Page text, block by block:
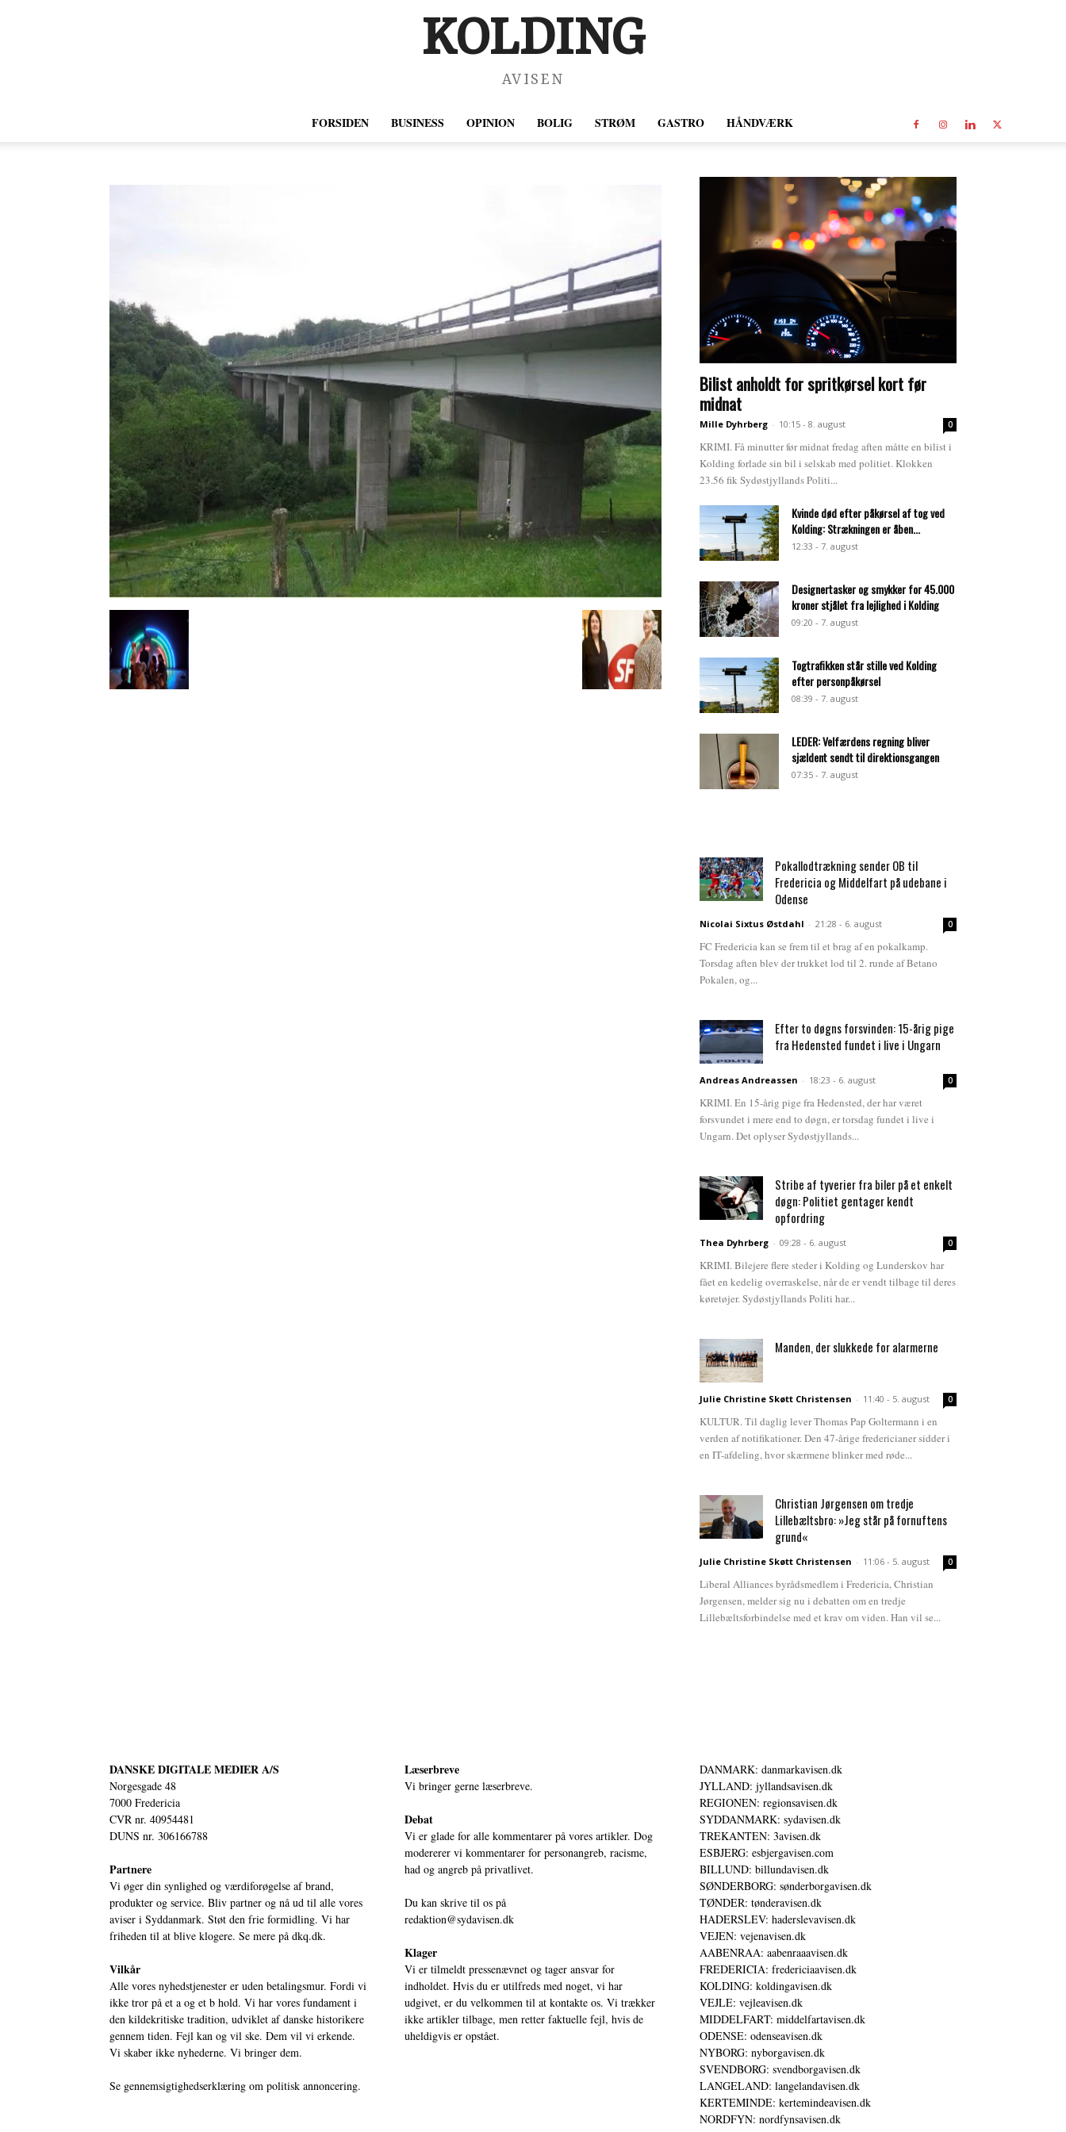
KOLDING
AVISEN
FORSIDEN BUSINESS OPINION BOLIG STRØM GASTRO HÅNDVÆRK
Bilist anholdt for spritkørsel kort før
midnat
Mille Dyhrberg - 10:15 - 8. august 0
KRIMI. Få minutter før midnat fredag aften måtte en bilist i
Kolding forlade sin bil i selskab med politiet. Klokken
23.56 fik Sydøstjyllands Politi...
Kvinde død efter påkørsel af tog ved
Kolding: Strækningen er åben...
12:33 - 7. august
Designertasker og smykker for 45.000
kroner stjålet fra lejlighed i Kolding
09:20 - 7. august
Togtrafikken står stille ved Kolding
efter personpåkørsel
08:39 - 7. august
LEDER: Velfærdens regning bliver
sjældent sendt til direktionsgangen
07:35 - 7. august
Pokallodtrækning sender OB til
Fredericia og Middelfart på udebane i
Odense
Nicolai Sixtus Østdahl - 21:28 - 6. august 0
FC Fredericia kan se frem til et brag af en pokalkamp.
Torsdag aften blev der trukket lod til 2. runde af Betano
Pokalen, og...
Efter to døgns forsvinden: 15-årig pige
fra Hedensted fundet i live i Ungarn
Andreas Andreassen - 18:23 - 6. august 0
KRIMI. En 15-årig pige fra Hedensted, der har været
forsvundet i mere end to døgn, er torsdag fundet i live i
Ungarn. Det oplyser Sydøstjyllands...
Stribe af tyverier fra biler på et enkelt
døgn: Politiet gentager kendt
opfordring
Thea Dyhrberg - 09:28 - 6. august 0
KRIMI. Bilejere flere steder i Kolding og Lunderskov har
fået en kedelig overraskelse, når de er vendt tilbage til deres
køretøjer. Sydøstjyllands Politi har...
Manden, der slukkede for alarmerne
Julie Christine Skøtt Christensen - 11:40 - 5. august 0
KULTUR. Til daglig lever Thomas Pap Goltermann i en
verden af notifikationer. Den 47-årige fredericianer sidder i
en IT-afdeling, hvor skærmene blinker med røde...
Christian Jørgensen om tredje
Lillebæltsbro: »Jeg står på fornuftens
grund«
Julie Christine Skøtt Christensen - 11:06 - 5. august 0
Liberal Alliances byrådsmedlem i Fredericia, Christian
Jørgensen, melder sig nu i debatten om en tredje
Lillebæltsforbindelse med et krav om viden. Han vil se...
DANSKE DIGITALE MEDIER A/S
Norgesgade 48
7000 Fredericia
CVR nr. 40954481
DUNS nr. 306166788
Partnere
Vi øger din synlighed og værdiforøgelse af brand,
produkter og service. Bliv partner og nå ud til alle vores
aviser i Syddanmark. Støt den frie formidling. Vi har
friheden til at blive klogere. Se mere på dkq.dk.
Vilkår
Alle vores nyhedstjenester er uden betalingsmur. Fordi vi
ikke tror på et a og et b hold. Vi har vores fundament i
den kildekritiske tradition, udviklet af danske historikere
gennem tiden. Fejl kan og vil ske. Dem vil vi erkende.
Vi skaber ikke nyhederne. Vi bringer dem.
Se gennemsigtighedserklæring om politisk annoncering.
Læserbreve
Vi bringer gerne læserbreve.
Debat
Vi er glade for alle kommentarer på vores artikler. Dog
modererer vi kommentarer for personangreb, racisme,
had og angreb på privatlivet.
Du kan skrive til os på
redaktion@sydavisen.dk
Klager
Vi er tilmeldt pressenævnet og tager ansvar for
indholdet. Hvis du er utilfreds med noget, vi har
udgivet, er du velkommen til at kontakte os. Vi trækker
ikke artikler tilbage, men retter faktuelle fejl, hvis de
uheldigvis er opstået.
DANMARK: danmarkavisen.dk
JYLLAND: jyllandsavisen.dk
REGIONEN: regionsavisen.dk
SYDDANMARK: sydavisen.dk
TREKANTEN: 3avisen.dk
ESBJERG: esbjergavisen.com
BILLUND: billundavisen.dk
SØNDERBORG: sønderborgavisen.dk
TØNDER: tønderavisen.dk
HADERSLEV: haderslevavisen.dk
VEJEN: vejenavisen.dk
AABENRAA: aabenraaavisen.dk
FREDERICIA: fredericiaavisen.dk
KOLDING: koldingavisen.dk
VEJLE: vejleavisen.dk
MIDDELFART: middelfartavisen.dk
ODENSE: odenseavisen.dk
NYBORG: nyborgavisen.dk
SVENDBORG: svendborgavisen.dk
LANGELAND: langelandavisen.dk
KERTEMINDE: kertemindeavisen.dk
NORDFYN: nordfynsavisen.dk